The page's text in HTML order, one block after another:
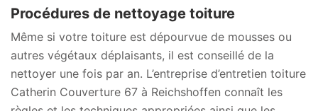
Procédures de nettoyage toiture
Même si votre toiture est dépourvue de mousses ou
autres végétaux déplaisants, il est conseillé de la
nettoyer une fois par an. L’entreprise d’entretien toiture
Catherin Couverture 67 à Reichshoffen connaît les